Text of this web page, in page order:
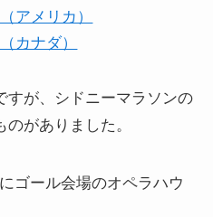
アメリカ）
カナダ）
すが、シドニーマラソンの
がありました。
ゴール会場のオペラハウ